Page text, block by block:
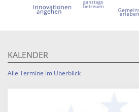
KALENDER
Alle Termine im Überblick